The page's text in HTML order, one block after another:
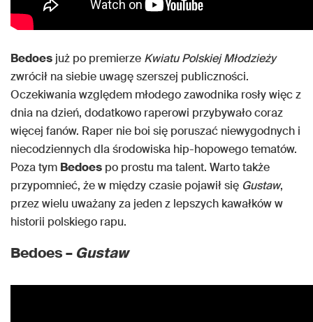
Bedoes już po premierze Kwiatu Polskiej Młodzieży
zwrócił na siebie uwagę szerszej publiczności.
Oczekiwania względem młodego zawodnika rosły więc z
dnia na dzień, dodatkowo raperowi przybywało coraz
więcej fanów. Raper nie boi się poruszać niewygodnych i
niecodziennych dla środowiska hip-hopowego tematów.
Poza tym Bedoes po prostu ma talent. Warto także
przypomnieć, że w między czasie pojawił się Gustaw,
przez wielu uważany za jeden z lepszych kawałków w
historii polskiego rapu.
Bedoes – Gustaw